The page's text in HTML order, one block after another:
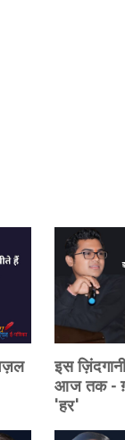
इस
आज तक -
'हर'